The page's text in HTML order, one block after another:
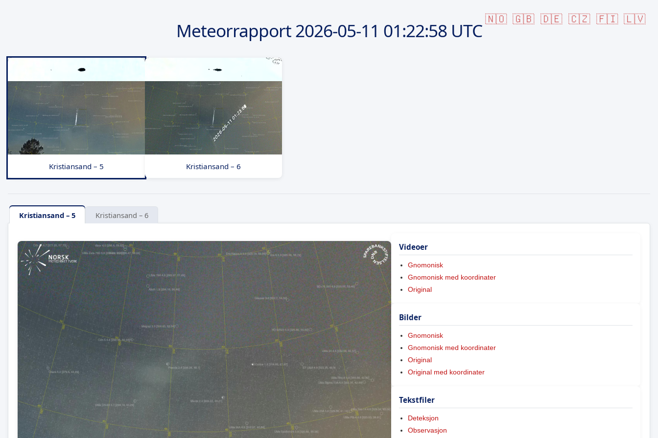
🇳🇴 🇬🇧 🇩🇪 🇨🇿 🇫🇮 🇱🇻
Meteorrapport2026-05-11 01:22:58 UTC
Kristiansand – 5 Kristiansand – 6
Kristiansand – 5 Kristiansand – 6
Videoer
Gnomonisk
Gnomonisk med koordinater
Original
Bilder
Gnomonisk
Gnomonisk med koordinater
Original
Original med koordinater
Tekstfiler
Deteksjon
Observasjon